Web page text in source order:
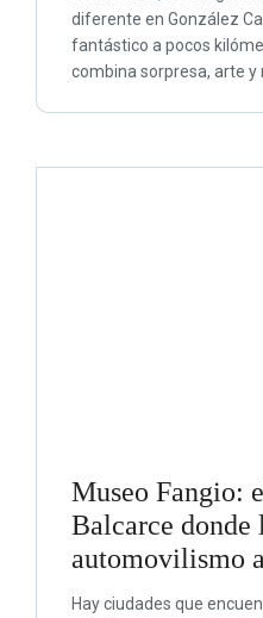
diferente en González
fantástico a pocos
combina sorpresa, arte y
Museo Fangio:
Balcarce donde
automovilismo
Hay ciudades que